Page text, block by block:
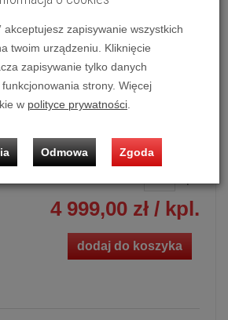
4 999,00 zł / kpl.
dodaj do koszyka
akceptujesz zapisywanie wszystkich
twoim urządzeniu. Kliknięcie
zapisywanie tylko danych
strony. Więcej
w polityce prywatności.
Odmowa Zgoda